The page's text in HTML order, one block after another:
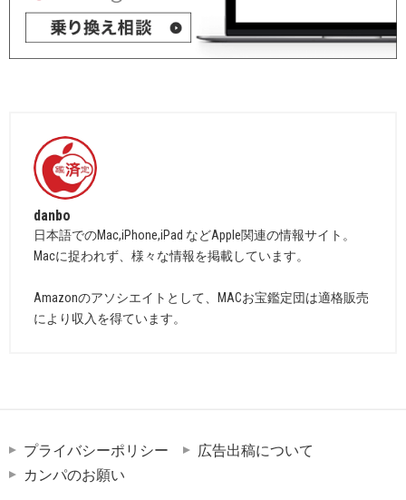
danbo
日本語でのMac,iPhone,iPad などApple関連の情報サイト。
Macに捉われず、様々な情報を掲載しています。
Amazonのアソシエイトとして、MACお宝鑑定団は適格販売
により収入を得ています。
プライバシーポリシー
広告出稿について
カンパのお願い